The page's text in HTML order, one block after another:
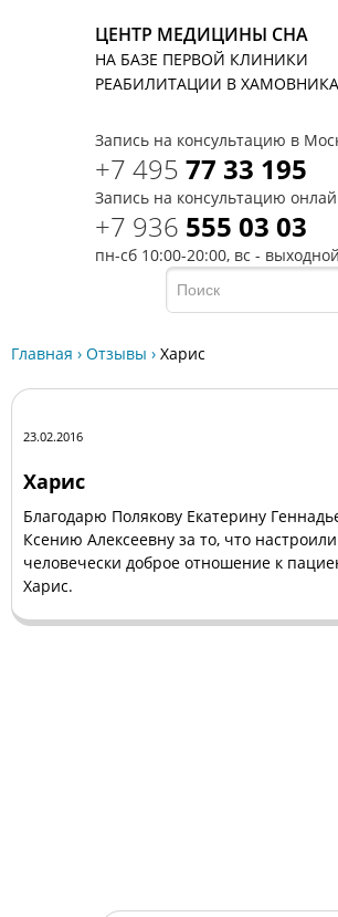
ЦЕНТР МЕДИЦИНЫ СНА
НА БАЗЕ ПЕРВОЙ КЛИНИКИ
РЕАБИЛИТАЦИИ В
Запись на консультацию в
+7 495 77 33 195
Запись на консультацию
+7 936 555 03 03
пн-сб 10:00-20:00, вс - выходной
Главная › Отзывы › Харис
23.02.2016
Харис
Благодарю Полякову Екатерину
Ксению Алексеевну за то, что
человечески доброе отношение к
Харис.